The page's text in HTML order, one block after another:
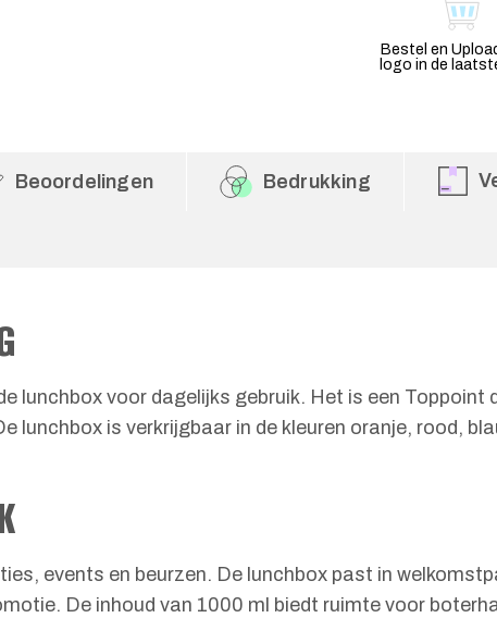
Bestel en
logo in de
Beoordelingen Bedrukking
lunchbox voor dagelijks gebruik. Het is een
lunchbox is verkrijgbaar in de kleuren oranje, rood,
events en beurzen. De lunchbox past in
De inhoud van 1000 ml biedt ruimte voor